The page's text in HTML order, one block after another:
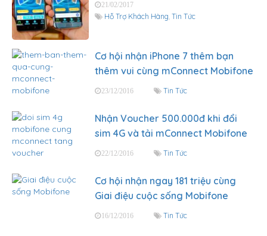
21/02/2017
Hỗ Trợ Khách Hàng,Tin Tức
Cơ hội nhận iPhone 7 thêm bạn
thêm vui cùng mConnect Mobifone
23/12/2016 Tin Tức
Nhận Voucher 500.000đ khi đổi
sim 4G và tải mConnect Mobifone
22/12/2016 Tin Tức
Cơ hội nhận ngay 181 triệu cùng
Giai điệu cuộc sống Mobifone
16/12/2016 Tin Tức